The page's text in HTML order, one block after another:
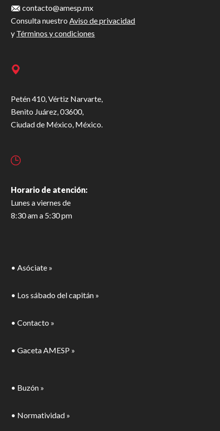
contacto@amesp.mx
Consulta nuestroAviso de privacidad
y Términos y condiciones
Petén 410, Vértiz Narvarte,
Benito Juárez, 03600,
Ciudad de México, México.
Horario de atención:
Lunes a viernes de
8:30 am a 5:30 pm
• Asóciate »
• Los sábado del capitán »
• Contacto »
• Gaceta AMESP »
• Buzón »
• Normatividad »